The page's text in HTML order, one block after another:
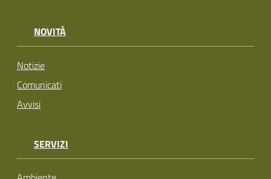
NOVITÀ
Notizie
Comunicati
Avvisi
SERVIZI